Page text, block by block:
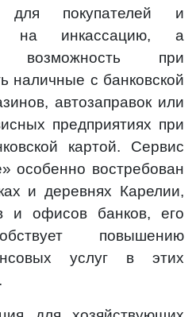
для покупателей и
на инкассацию, а
возможность при
наличные с банковской
автозаправок или
предприятиях при
картой. Сервис
особенно востребован
и деревнях Карелии,
и офисов банков, его
повышению
услуг в этих